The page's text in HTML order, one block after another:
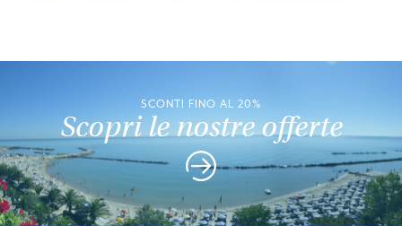
SCONTI FINO AL 20%
Scopri le nostre offerte